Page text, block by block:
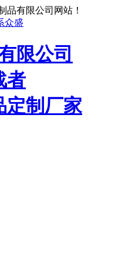
品有限公司网站！
众盛
者
定制厂家